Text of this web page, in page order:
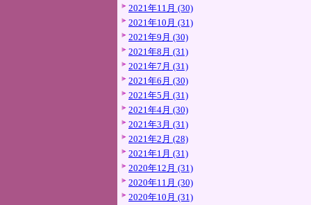
2021年11月 (30)
2021年10月 (31)
2021年9月 (30)
2021年8月 (31)
2021年7月 (31)
2021年6月 (30)
2021年5月 (31)
2021年4月 (30)
2021年3月 (31)
2021年2月 (28)
2021年1月 (31)
2020年12月 (31)
2020年11月 (30)
2020年10月 (31)